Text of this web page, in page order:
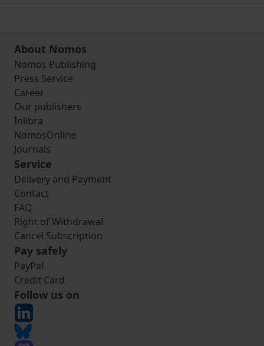
About Nomos
Nomos Publishing
Press Service
Career
Our publishers
Inlibra
NomosOnline
Journals
Service
Delivery and Payment
Contact
FAQ
Right of Withdrawal
Cancel Subscription
Pay safely
PayPal
Credit Card
Follow us on